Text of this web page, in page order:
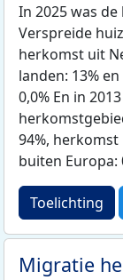
In 2025 was
Verspreide
herkomst uit
landen: 13%
0,0% En in
94%,
buiten Europa:
Toelichting
Migratie